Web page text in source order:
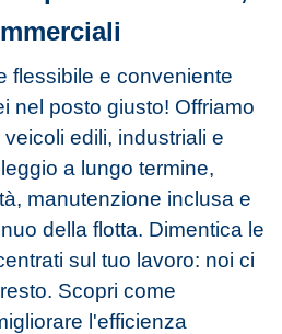
flessibile e conveniente
nel posto giusto! Offriamo
edili, industriali e
a lungo termine,
manutenzione inclusa e
della flotta. Dimentica le
sul tuo lavoro: noi ci
Scopri come
l'efficienza